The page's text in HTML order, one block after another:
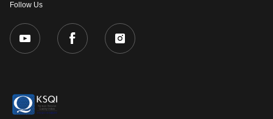
Follow Us